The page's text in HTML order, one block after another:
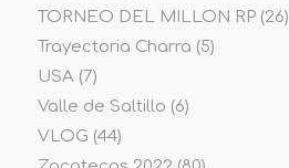
TORNEO DEL MILLON RP(26)
Trayectoria Charra (5)
USA(7)
Valle de Saltillo (6)
VLOG (44)